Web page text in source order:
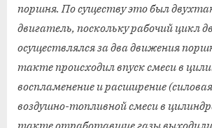
поршня. По существу это был
двигатель, поскольку рабочий цикл
осуществлялся за два движения
такте происходил впуск смеси в
воспламенение и расширение
воздушно-топливной смеси в
такте отработавшие газы выходили